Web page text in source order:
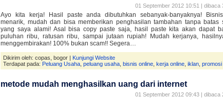
01 September 2012 10:51 | dibaca
Ayo kita kerja! Hasil paste anda dibutuhkan sebanyak-banyaknya!
menarik, mudah dan bisa memberikan penghasilan tambahan tanpa batas
yang saya alami! Asal bisa copy paste saja, hasil paste kita akan dapat
puluhan ribu, ratusan ribu, sampai jutaan rupiah! Mudah kerjanya,
menggembirakan! 100% bukan scam!! Segera…
Dikirim oleh: copas, bogor | Kunjungi Website
Terdapat pada: Peluang Usaha peluang usaha bisnis online kerja online iklan promosi
metode mudah menghasilkan uang dari internet
01 September 2012 09:43 | dibaca